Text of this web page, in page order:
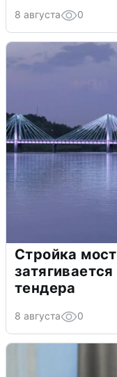
8 августа 0
Стройка
тендера
8 августа 0